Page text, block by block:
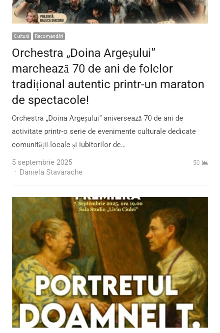
Cultură Recomandări
Orchestra „Doina Argeșului”
marchează 70 de ani de folclor
tradițional autentic printr-un maraton
de spectacole!
Orchestra „Doina Argeșului” aniversează 70 de ani de
activitate printr-o serie de evenimente culturale dedicate
comunității locale și iubitorilor de…
5 septembrie 2025
Author
Daniela Stavarache
50